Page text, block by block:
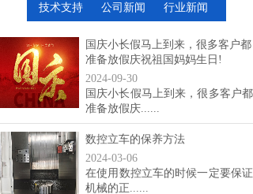
技术支持 公司新闻 行业新闻
国庆小长假马上到来，很多客户都
准备放假庆祝祖国妈妈生日!
2024-09-30
国庆小长假马上到来，很多客户都
准备放假庆......
数控立车的保养方法
2024-03-06
在使用数控立车的时候一定要保证
机械的正......